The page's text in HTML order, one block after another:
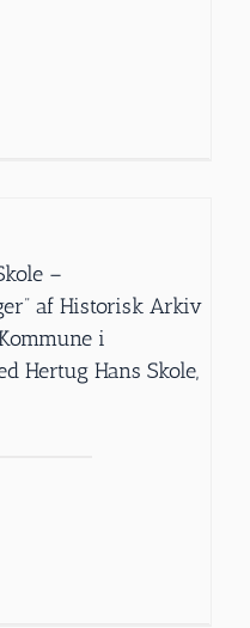
–
af Historisk Arkiv
i
Hertug Hans Skole,